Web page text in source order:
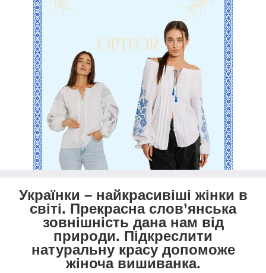
Українки – найкрасивіші жінки в
світі. Прекрасна слов’янська
зовнішність дана нам від
природи. Підкреслити
натуральну красу допоможе
жіноча вишиванка.